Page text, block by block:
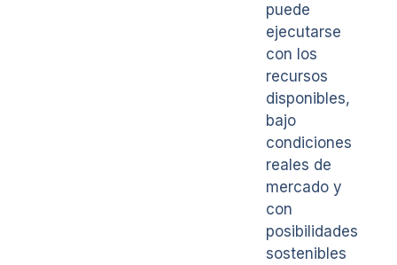
puede
ejecutarse
con los
recursos
disponibles,
bajo
condiciones
reales de
mercado y
con
posibilidades
sostenibles